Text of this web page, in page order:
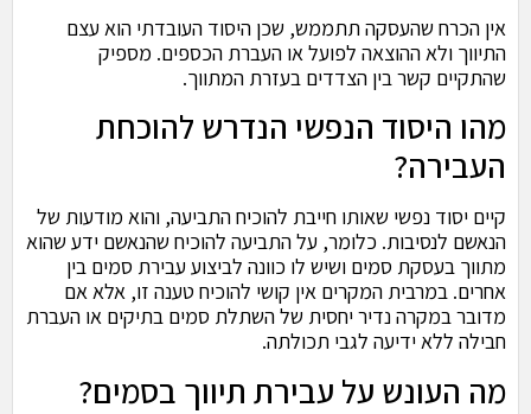
אין הכרח שהעסקה תתממש, שכן היסוד העובדתי הוא עצם
התיווך ולא ההוצאה לפועל או העברת הכספים. מספיק
שהתקיים קשר בין הצדדים בעזרת המתווך.
מהו היסוד הנפשי הנדרש להוכחת
העבירה?
קיים יסוד נפשי שאותו חייבת להוכיח התביעה, והוא מודעות של
הנאשם לנסיבות. כלומר, על התביעה להוכיח שהנאשם ידע שהוא
מתווך בעסקת סמים ושיש לו כוונה לביצוע עבירת סמים בין
אחרים. במרבית המקרים אין קושי להוכיח טענה זו, אלא אם
מדובר במקרה נדיר יחסית של השתלת סמים בתיקים או העברת
חבילה ללא ידיעה לגבי תכולתה.
מה העונש על עבירת תיווך בסמים?